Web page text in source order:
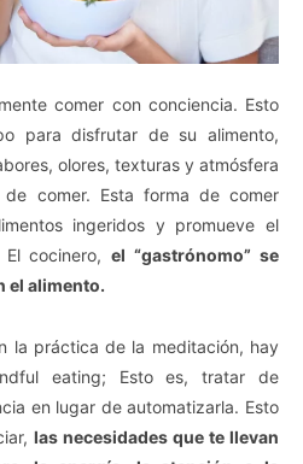
comer con conciencia. Esto
para disfrutar de su alimento,
olores, texturas y atmósfera
comer. Esta forma de comer
ingeridos y promueve el
El cocinero,el “gastrónomo” se
el alimento.
la práctica de la meditación, hay
eating; Esto es, tratar de
en lugar de automatizarla. Esto
las necesidades que te llevan